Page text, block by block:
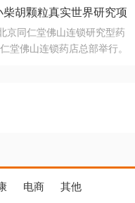
能工商对接、终端运营
、CGT、多肽与小核酸的技
力于打破壁垒，让“实验
对话，更让监管、产业、资
胡颗粒真实世界研究项
同仁堂佛山连锁研究型药
堂佛山连锁药店总部举行。
电商
其他